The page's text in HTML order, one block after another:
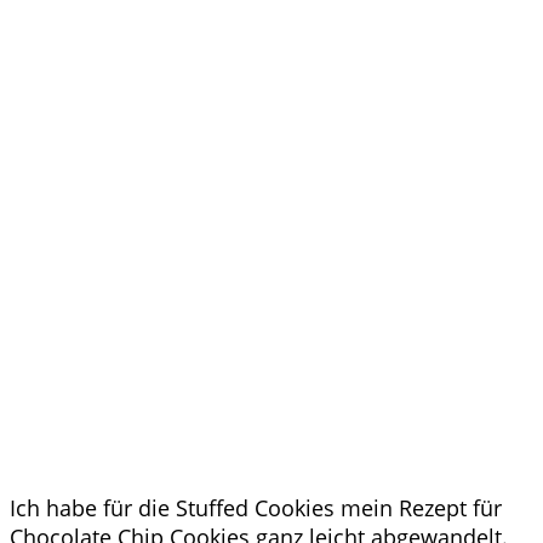
Ich habe für die Stuffed Cookies mein Rezept für
Chocolate Chip Cookies ganz leicht abgewandelt.